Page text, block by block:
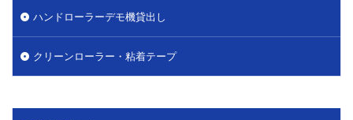
ハンドローラーデモ機貸出し
クリーンローラー・粘着テープ